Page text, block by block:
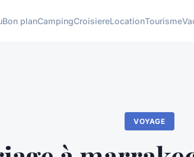
Bon planCampingCroisiereLocationTourisme
VOYAGE